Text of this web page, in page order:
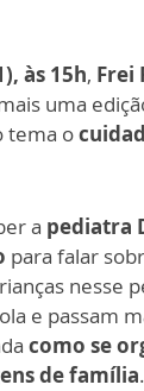
às 15h, Frei
uma
tema o
a pediatra
para falar
nesse
e passam
como se
de família.